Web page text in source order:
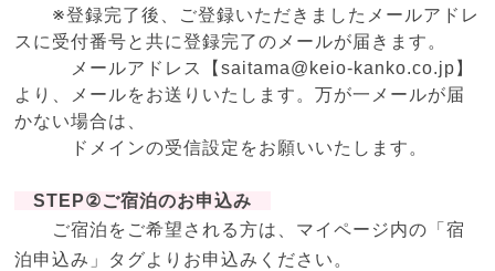
※登録完了後、ご登録いただきましたメールアドレ
スに受付番号と共に登録完了のメールが届きます。
メールアドレス【saitama@keio-kanko.co.jp】
より、メールをお送りいたします。万が一メールが届
かない場合は、
ドメインの受信設定をお願いいたします。
STEP②ご宿泊のお申込み
ご宿泊をご希望される方は、マイページ内の「宿
泊申込み」タグよりお申込みください。